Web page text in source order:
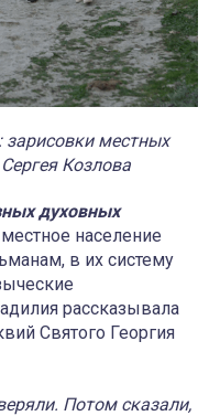
зарисовки местных
Козлова
духовных
население
в их систему
рассказывала
Святого Георгия
Потом сказали,